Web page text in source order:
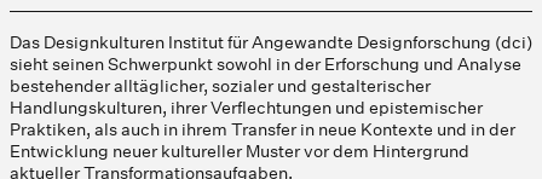
Das Designkulturen Institut für Angewandte Designforschung (dci)
sieht seinen Schwerpunkt sowohl in der Erforschung und Analyse
bestehender alltäglicher, sozialer und gestalterischer
Handlungskulturen, ihrer Verflechtungen und epistemischer
Praktiken, als auch in ihrem Transfer in neue Kontexte und in der
Entwicklung neuer kultureller Muster vor dem Hintergrund
aktueller Transformationsaufgaben.